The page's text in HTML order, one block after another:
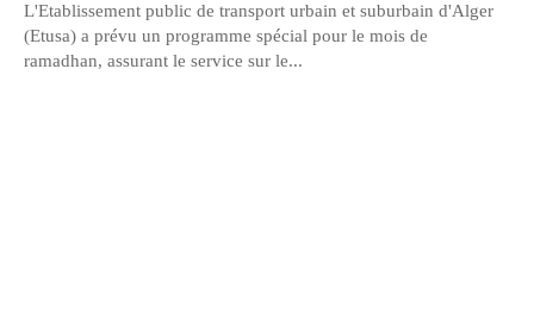
L'Etablissement public de transport urbain et suburbain d'Alger
(Etusa) a prévu un programme spécial pour le mois de
ramadhan, assurant le service sur le...